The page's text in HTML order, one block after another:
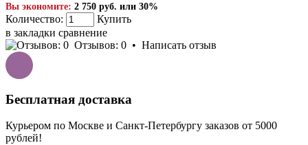
Вы экономите: 2 750 руб. или 30%
Количество:
Купить
в закладки сравнение
Отзывов: 0 • Написать отзыв
Бесплатная доставка
Курьером по Москве и Санкт-Петербургу заказов от 5000
рублей!